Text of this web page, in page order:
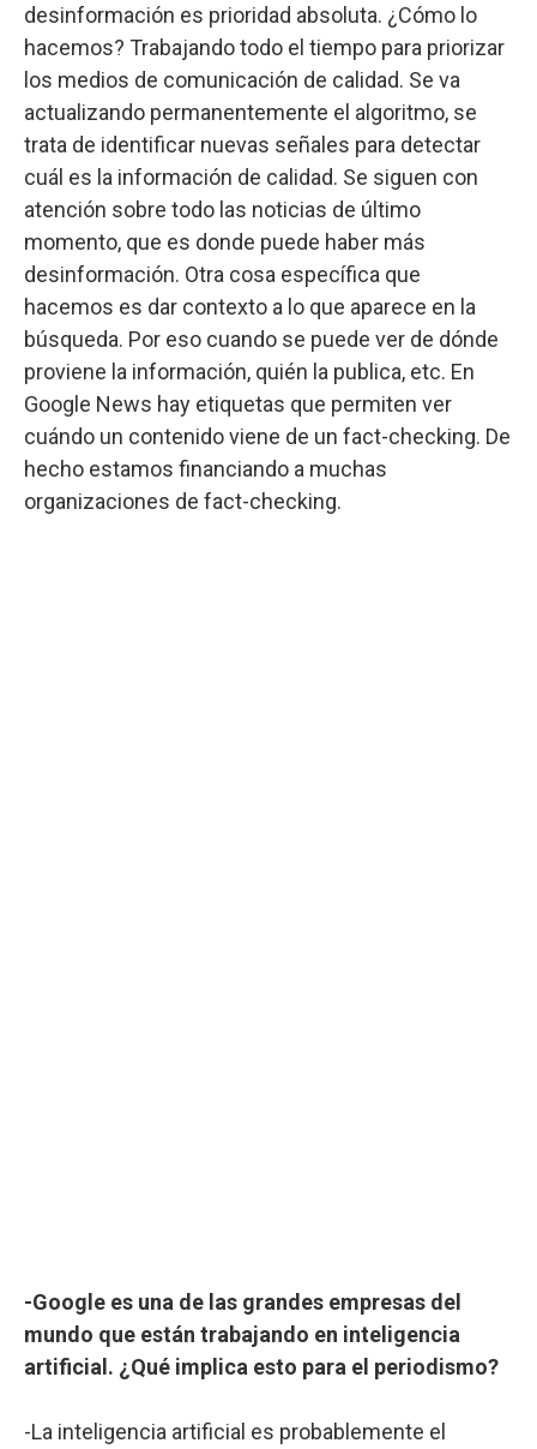
desinformación es prioridad absoluta. ¿Cómo lo
hacemos? Trabajando todo el tiempo para priorizar
los medios de comunicación de calidad. Se va
actualizando permanentemente el algoritmo, se
trata de identificar nuevas señales para detectar
cuál es la información de calidad. Se siguen con
atención sobre todo las noticias de último
momento, que es donde puede haber más
desinformación. Otra cosa específica que
hacemos es dar contexto a lo que aparece en la
búsqueda. Por eso cuando se puede ver de dónde
proviene la información, quién la publica, etc. En
Google News hay etiquetas que permiten ver
cuándo un contenido viene de un fact-checking. De
hecho estamos financiando a muchas
organizaciones de fact-checking.
-Google es una de las grandes empresas del
mundo que están trabajando en inteligencia
artificial. ¿Qué implica esto para el periodismo?
-La inteligencia artificial es probablemente el